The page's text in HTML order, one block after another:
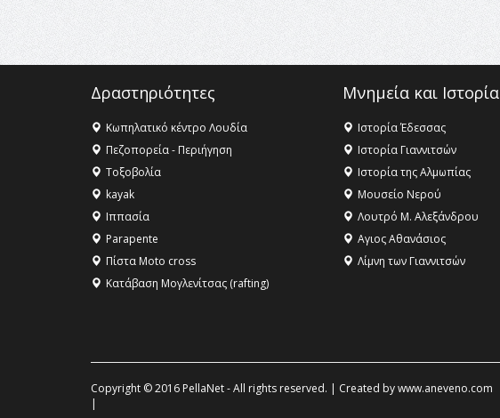
Δραστηριότητες
Κωπηλατικό κέντρο Λουδία
Πεζοπορεία - Περιήγηση
Τοξοβολία
kayak
Ιππασία
Parapente
Πίστα Moto cross
Κατάβαση Μογλενίτσας (rafting)
Μνημεία και Ιστορία
Ιστορία Έδεσσας
Ιστορία Γιαννιτσών
Ιστορία της Αλμωπίας
Μουσείο Νερού
Λουτρό Μ. Αλεξάνδρου
Αγιος Αθανάσιος
Λίμνη των Γιαννιτσών
Copyright © 2016 PellaNet - All rights reserved. | Created bywww.aneveno.com
|